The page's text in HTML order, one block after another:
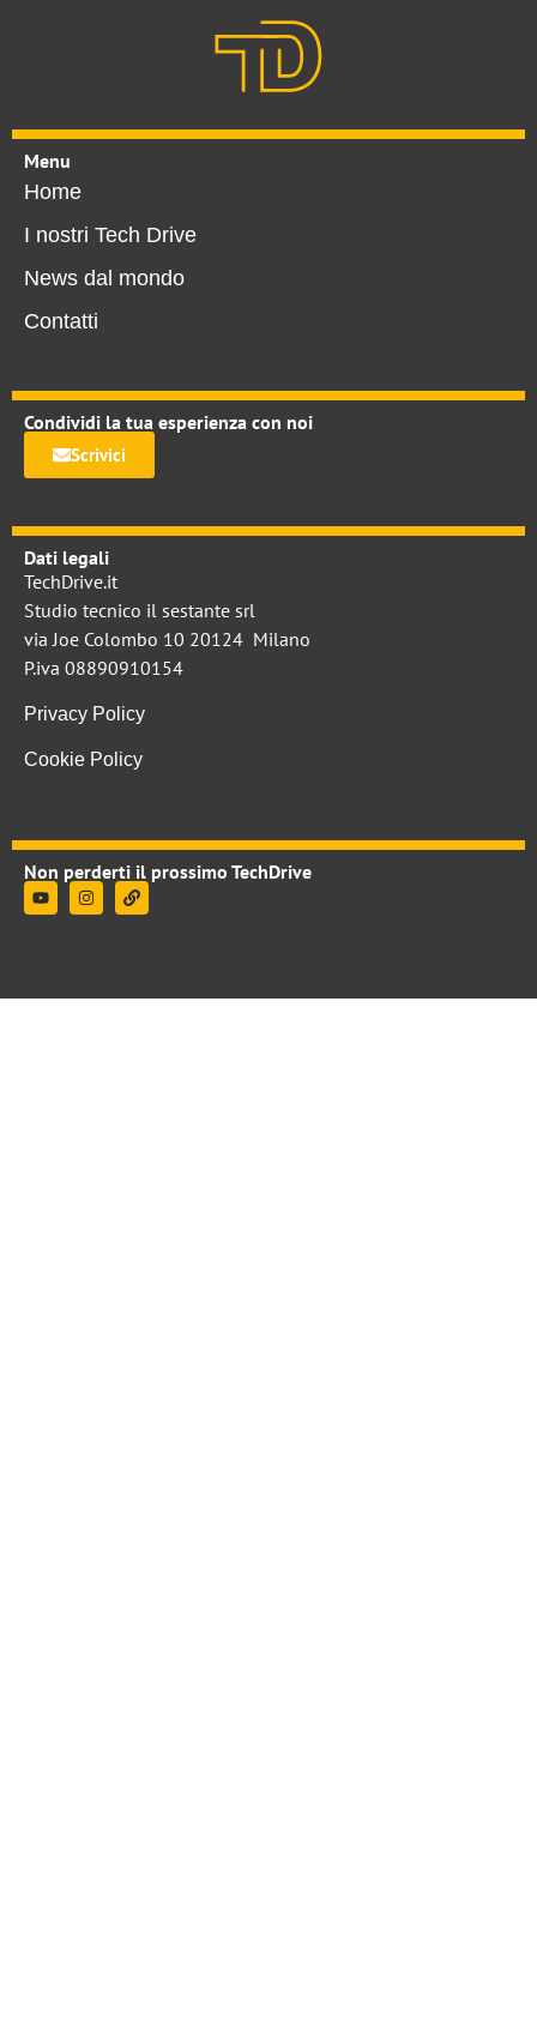
Menu
Home
I nostri Tech Drive
News dal mondo
Contatti
Condividi la tua esperienza con noi
Scrivici
Dati legali
TechDrive.it
Studio tecnico il sestante srl
via Joe Colombo 10 20124 Milano
P.iva 08890910154
Privacy Policy
Cookie Policy
Non perderti il prossimo TechDrive